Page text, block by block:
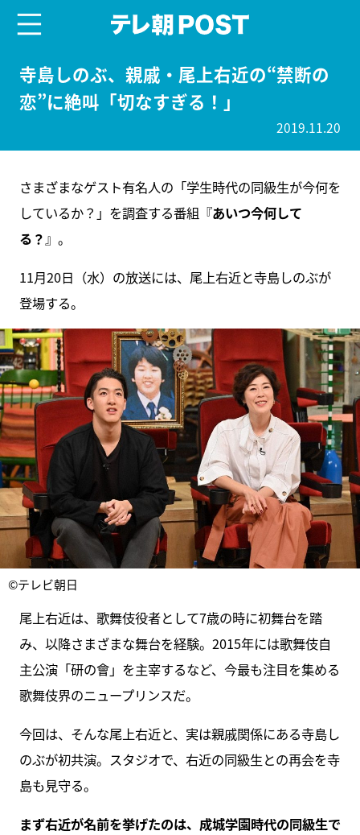
寺島しのぶ、親戚・尾上右近の“禁断の
恋”に絶叫「切なすぎる！」
2019.11.20
さまざまなゲスト有名人の「学生時代の同級生が今何を
しているか？」を調査する番組『あいつ今何して
る？ 』。
11月20日（水）の放送には、尾上右近と寺島しのぶが
登場する。
©テレビ朝日
尾上右近は、歌舞伎役者として7歳の時に初舞台を踏
み、以降さまざまな舞台を経験。2015年には歌舞伎自
主公演「研の會」を主宰するなど、今最も注目を集める
歌舞伎界のニュープリンスだ。
今回は、そんな尾上右近と、実は親戚関係にある寺島し
のぶが初共演。スタジオで、右近の同級生との再会を寺
島も見守る。
まず右近が名前を挙げたのは、成城学園時代の同級生で